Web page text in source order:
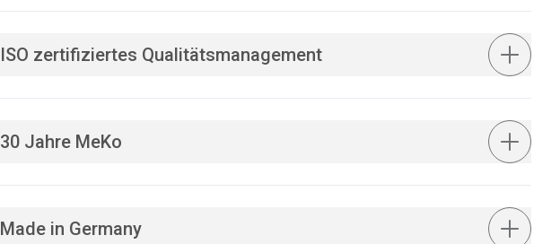
ISO zertifiziertes Qualitätsmanagement
30 Jahre MeKo
Made in Germany